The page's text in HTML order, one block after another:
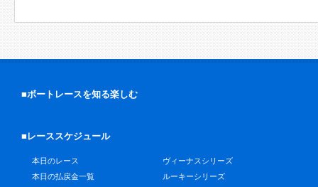
■ボートレースを知る楽しむ
■レーススケジュール
本日のレース
本日の払戻金一覧
ヴィーナスシリーズ
ルーキーシリーズ